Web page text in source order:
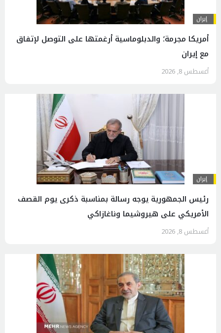
إيران
أمريكا مجرمة؛ والدبلوماسية أرغمتها على التوصل لإتفاق
مع إيران
أغسطس 8, 2026
إيران
رئیس الجمهوریة يوجه رسالة بمناسبة ذكرى يوم القصف
الأمريكي على هيروشيما وناغازاكي
أغسطس 8, 2026